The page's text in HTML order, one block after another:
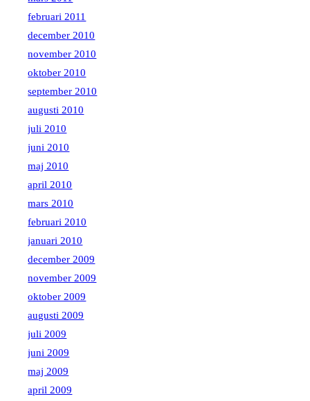
februari 2011
december 2010
november 2010
oktober 2010
september 2010
augusti 2010
juli 2010
juni 2010
maj 2010
april 2010
mars 2010
februari 2010
januari 2010
december 2009
november 2009
oktober 2009
augusti 2009
juli 2009
juni 2009
maj 2009
april 2009